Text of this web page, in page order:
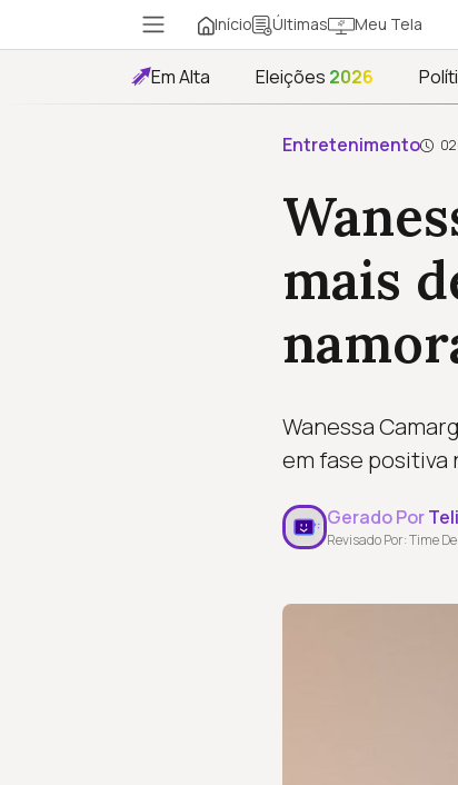
Início Últimas Meu Tela
Em Alta Eleições 2026
Entretenimento
mais
Wanessa
em fase positiva
Gerado Por
Revisado Por: Time